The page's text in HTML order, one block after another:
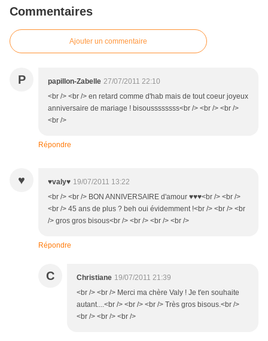
Commentaires
Ajouter un commentaire
P papillon-Zabelle 27/07/2011 22:10
<br /> <br /> en retard comme d'hab mais de tout coeur joyeux
anniversaire de mariage ! bisoussssssss<br /> <br /> <br />
<br />
Répondre
♥ ♥valy♥ 19/07/2011 13:22
<br /> <br /> BON ANNIVERSAIRE d'amour ♥♥♥<br /> <br />
<br /> 45 ans de plus ? beh oui évidemment !<br /> <br /> <br
/> gros gros bisous<br /> <br /> <br /> <br />
Répondre
C Christiane 19/07/2011 21:39
<br /> <br /> Merci ma chère Valy ! Je t'en souhaite
autant....<br /> <br /> <br /> Très gros bisous.<br />
<br /> <br /> <br />